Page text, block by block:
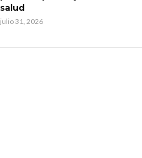
salud
julio 31, 2026